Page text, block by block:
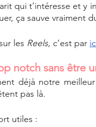
qui t’intéresse et y
ça sauve vraiment
les Reels, c’est par
notch sans être
déjà notre
pas là.
utiles :